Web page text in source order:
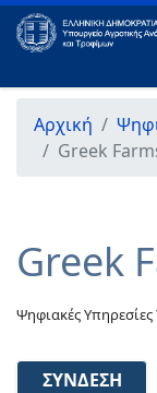
Αρχική
Greek
Greek
Ψηφιακές
ΣΎΝΔΕΣΗ